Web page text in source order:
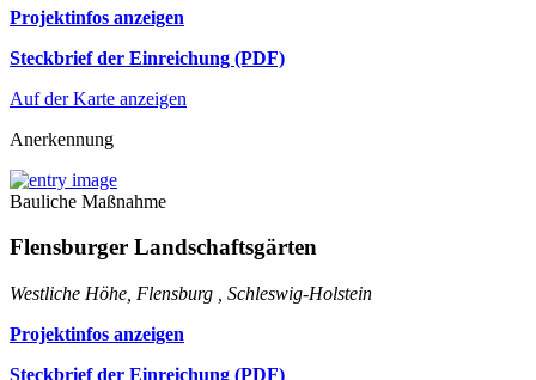
Projektinfos anzeigen
Steckbrief der Einreichung (PDF)
Auf der Karte anzeigen
Anerkennung
Bauliche Maßnahme
Flensburger Landschaftsgärten
Westliche Höhe, Flensburg , Schleswig-Holstein
Projektinfos anzeigen
Steckbrief der Einreichung (PDF)